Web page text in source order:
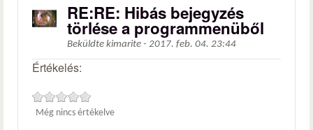
RE:RE: Hibás bejegyzés
törlése a programmenüből
Beküldte kimarite - 2017. feb. 04. 23:44
Értékelés:
Még nincs értékelve